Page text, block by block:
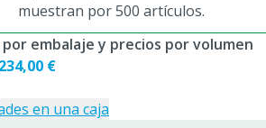
muestran por 500 artículos.
por embalaje y precios por volumen
234,00 €
en una caja